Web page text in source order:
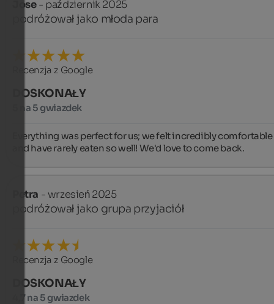
Jose- październik 2025
podróżował jako młoda para
Recenzja z Google
DOSKONAŁY
5 na 5 gwiazdek
Everything was perfect for us; we felt incredibly comfortable
and have rarely eaten so well! We'd love to come back.
Petra - wrzesień 2025
podróżował jako grupa przyjaciół
Recenzja z Google
DOSKONAŁY
4,7 na 5 gwiazdek